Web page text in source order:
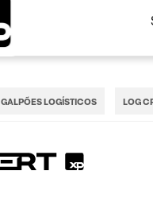
GALPÕES LOGÍSTICOS LOG